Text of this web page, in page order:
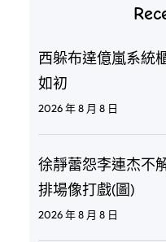
西躲布達億嵐系統
如初
2026 年 8 月 8 日
徐靜蕾怨李連杰不
排場像打戲(圖)
2026 年 8 月 8 日